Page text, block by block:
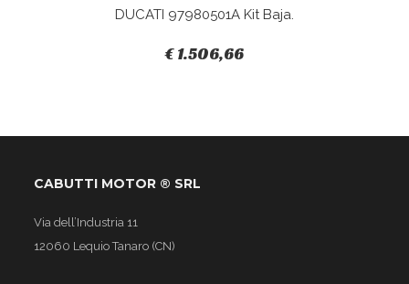
DUCATI 97980501A Kit Baja.
€ 1.506,66
CABUTTI MOTOR ® SRL
Via dell’Industria 11
12060 Lequio Tanaro (CN)